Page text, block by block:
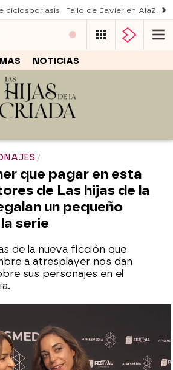
ciclosporiasis Fallo de Javier en AlaZ
NOTICIAS
que pagar en esta
de Las hijas de la
un pequeño
serie
de la nueva ficción que
a atresplayer nos dan
sus personajes en el
los protagonistas de Las
presentan la serie en el